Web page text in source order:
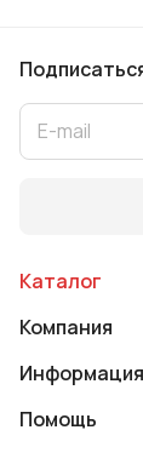
Каталог
Компания
Информация
Помощь